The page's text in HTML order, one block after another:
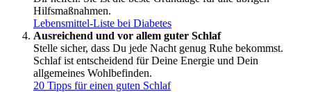
Hilfsmaßnahmen.
Lebensmittel-Liste bei Diabetes
Ausreichend und vor allem guter Schlaf
Stelle sicher, dass Du jede Nacht genug Ruhe bekommst.
Schlaf ist entscheidend für Deine Energie und Dein
allgemeines Wohlbefinden.
20 Tipps für einen guten Schlaf